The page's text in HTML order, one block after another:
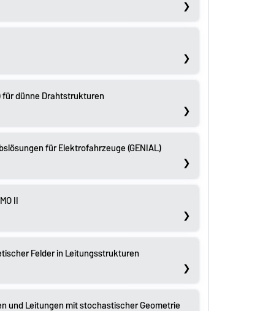
für dünne Drahtstrukturen
für Elektrofahrzeuge (GENIAL)
II
Felder in Leitungsstrukturen
und Leitungen mit stochastischer Geometrie